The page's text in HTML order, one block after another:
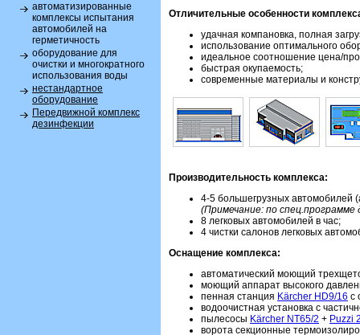
автоматизированные
комплексы испытания
автомобилей на
герметичность
оборудование для
очистки и многократного
использования воды
нестандартное
оборудование
Передвижной комплекс
дезинфекции
Отличительные особенности
удачная компановка, полная
использование оптимального
идеальное соотношение цена/
быстрая окупаемость;
современные материалы и
Производительность комплекса:
4-5 большегрузных автомобилей
(Примечание: по спец.программе
8 легковых автомобилей в час;
4 чистки салонов легковых
Оснащение комплекса:
автоматический моющий
моющий аппарат высокого
пенная станция Kärcher HD9/16 с
водоочистная установка с
пылесосы Kärcher NT65/2 + Puzzi
ворота секционные